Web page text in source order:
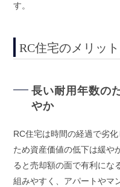
す。
RC住宅のメリット
長い耐用年数の
やか
RC住宅は時間の経過で劣
ため資産価値の低下は緩や
ると売却額の面で有利にな
組みやすく、アパートやマ